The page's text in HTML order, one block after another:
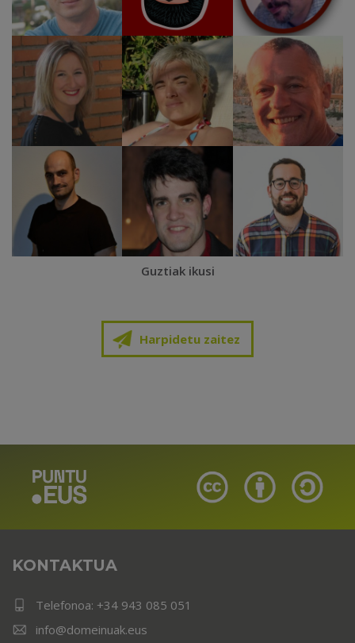
Guztiak ikusi
Harpidetu zaitez
KONTAKTUA
Telefonoa: +34 943 085 051
info@domeinuak.eus